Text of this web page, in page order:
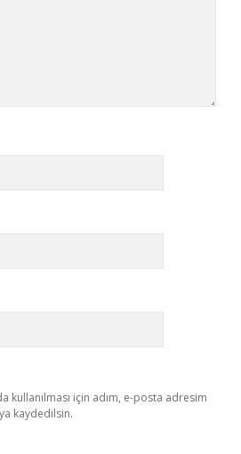
kullanılması için adım, e-posta adresim
kaydedilsin.